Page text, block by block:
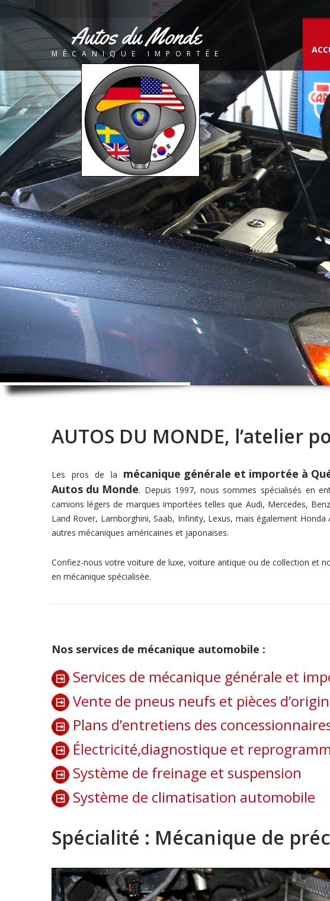
Autos du Monde
MÉCANIQUE IMPORTÉE
AUTOS DU MONDE, l’atelier
Les pros de la mécanique générale et importée à
Autos du Monde. Depuis 1997, nous sommes spécialisés en
camions légers de marques importées telles que Audi, Mercedes,
Land Rover, Lamborghini, Saab, Infinity, Lexus, mais également Honda
autres mécaniques américaines et japonaises.
Confiez-nous votre voiture de luxe, voiture antique ou de collection et
en mécanique spécialisée.
Nos services de mécanique automobile :
Services de mécanique générale et
Vente de pneus neufs et pièces
Plans d’entretiens des
Électricité,diagnostique et
Système de freinage et suspension
Système de climatisation automobile
Spécialité : Mécanique de